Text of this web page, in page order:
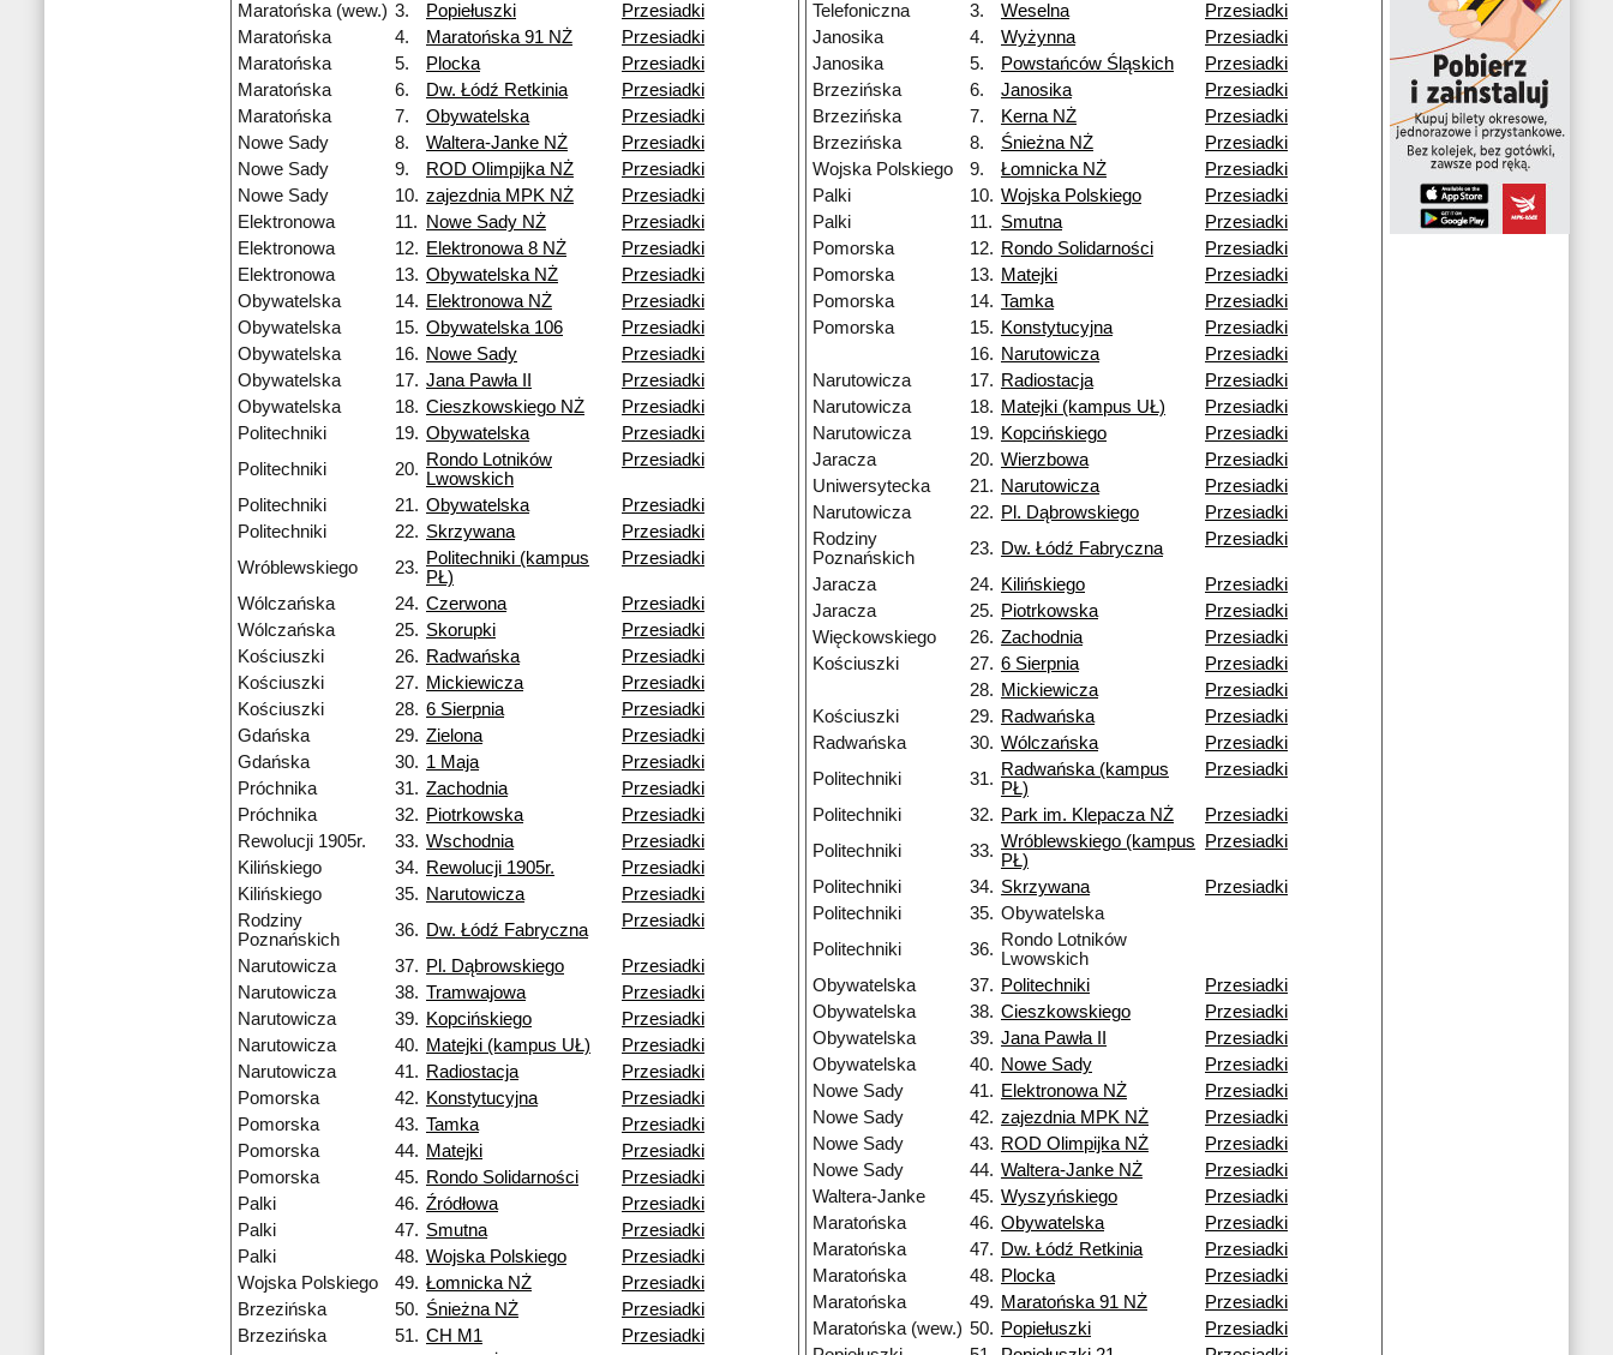
Maratońska (wew.) 3. Popiełuszki
Przesiadki
Maratońska
4. Maratońska 91 NŻ
Przesiadki
Maratońska
5. Plocka
Przesiadki
Maratońska
6. Dw. Łódź Retkinia
Przesiadki
Maratońska
7. Obywatelska
Przesiadki
Nowe Sady
8. Waltera-Janke NŻ
Przesiadki
Nowe Sady
9. ROD Olimpijka NŻ
Przesiadki
Nowe Sady
10. zajezdnia MPK NŻ
Przesiadki
Elektronowa
11. Nowe Sady NŻ
Przesiadki
Elektronowa
12. Elektronowa 8 NŻ
Przesiadki
Elektronowa
13. Obywatelska NŻ
Przesiadki
Obywatelska
14. Elektronowa NŻ
Przesiadki
Obywatelska
15. Obywatelska 106
Przesiadki
Obywatelska
16. Nowe Sady
Przesiadki
Obywatelska
17. Jana Pawła II
Przesiadki
Obywatelska
18. Cieszkowskiego NŻ
Przesiadki
Politechniki
19. Obywatelska
Przesiadki
Politechniki
20. Rondo Lotników
Lwowskich
Przesiadki
Politechniki 21. Obywatelska
Przesiadki
Politechniki
22. Skrzywana
Przesiadki
Wróblewskiego
23. Politechniki (kampus
PŁ)
Przesiadki
Wólczańska 24. Czerwona
Przesiadki
Wólczańska
25. Skorupki
Przesiadki
Kościuszki
26. Radwańska
Przesiadki
Kościuszki
27. Mickiewicza
Przesiadki
Kościuszki
28. 6 Sierpnia
Przesiadki
Gdańska
29. Zielona
Przesiadki
Gdańska
30. 1 Maja
Przesiadki
Próchnika
31. Zachodnia
Przesiadki
Próchnika
32. Piotrkowska
Przesiadki
Rewolucji 1905r.
33. Wschodnia
Przesiadki
Kilińskiego
34. Rewolucji 1905r.
Przesiadki
Kilińskiego
35. Narutowicza
Przesiadki
Rodziny
Poznańskich
36. Dw. Łódź Fabryczna Przesiadki
Narutowicza 37. Pl. Dąbrowskiego
Przesiadki
Narutowicza
38. Tramwajowa
Przesiadki
Narutowicza
39. Kopcińskiego
Przesiadki
Narutowicza
40. Matejki (kampus UŁ)
Przesiadki
Narutowicza
41. Radiostacja
Przesiadki
Pomorska
42. Konstytucyjna
Przesiadki
Pomorska
43. Tamka
Przesiadki
Pomorska
44. Matejki
Przesiadki
Pomorska
45. Rondo Solidarności
Przesiadki
Palki
46. Źródłowa
Przesiadki
Palki
47. Smutna
Przesiadki
Palki
48. Wojska Polskiego
Przesiadki
Wojska Polskiego
49. Łomnicka NŻ
Przesiadki
Brzezińska
50. Śnieżna NŻ
Przesiadki
Brzezińska
51. CH M1
Przesiadki
Telefoniczna
3. Weselna
Przesiadki
Janosika
4. Wyżynna
Przesiadki
Janosika
5. Powstańców Śląskich
Przesiadki
Brzezińska
6. Janosika
Przesiadki
Brzezińska
7. Kerna NŻ
Przesiadki
Brzezińska
8. Śnieżna NŻ
Przesiadki
Wojska Polskiego
9. Łomnicka NŻ
Przesiadki
Palki
10. Wojska Polskiego
Przesiadki
Palki
11. Smutna
Przesiadki
Pomorska
12. Rondo Solidarności
Przesiadki
Pomorska
13. Matejki
Przesiadki
Pomorska
14. Tamka
Przesiadki
Pomorska
15. Konstytucyjna
Przesiadki
16. Narutowicza
Przesiadki
Narutowicza
17. Radiostacja
Przesiadki
Narutowicza
18. Matejki (kampus UŁ)
Przesiadki
Narutowicza
19. Kopcińskiego
Przesiadki
Jaracza
20. Wierzbowa
Przesiadki
Uniwersytecka
21. Narutowicza
Przesiadki
Narutowicza
22. Pl. Dąbrowskiego
Przesiadki
Rodziny
Poznańskich
23. Dw. Łódź Fabryczna Przesiadki
Jaracza 24. Kilińskiego
Przesiadki
Jaracza
25. Piotrkowska
Przesiadki
Więckowskiego
26. Zachodnia
Przesiadki
Kościuszki
27. 6 Sierpnia
Przesiadki
28. Mickiewicza
Przesiadki
Kościuszki
29. Radwańska
Przesiadki
Radwańska
30. Wólczańska
Przesiadki
Politechniki
31. Radwańska (kampus
PŁ)
Przesiadki
Politechniki 32. Park im. Klepacza NŻ
Przesiadki
Politechniki
33. Wróblewskiego (kampus
PŁ)
Przesiadki
Politechniki 34. Skrzywana
Przesiadki
Politechniki
35. Obywatelska
Politechniki
36. Rondo Lotników
Lwowskich
Obywatelska
37. Politechniki
Przesiadki
Obywatelska
38. Cieszkowskiego
Przesiadki
Obywatelska
39. Jana Pawła II
Przesiadki
Obywatelska
40. Nowe Sady
Przesiadki
Nowe Sady
41. Elektronowa NŻ
Przesiadki
Nowe Sady
42. zajezdnia MPK NŻ
Przesiadki
Nowe Sady
43. ROD Olimpijka NŻ
Przesiadki
Nowe Sady
44. Waltera-Janke NŻ
Przesiadki
Waltera-Janke
45. Wyszyńskiego
Przesiadki
Maratońska
46. Obywatelska
Przesiadki
Maratońska
47. Dw. Łódź Retkinia
Przesiadki
Maratońska
48. Plocka
Przesiadki
Maratońska
49. Maratońska 91 NŻ
Przesiadki
Maratońska (wew.) 50. Popiełuszki
Przesiadki